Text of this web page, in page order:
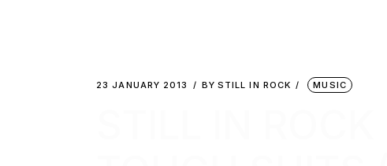
23 JANUARY 2013 BY STILL IN ROCK MUSIC